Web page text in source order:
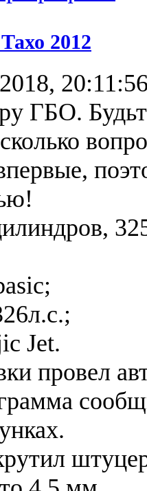
2012
ГБО.
Jet.
провел